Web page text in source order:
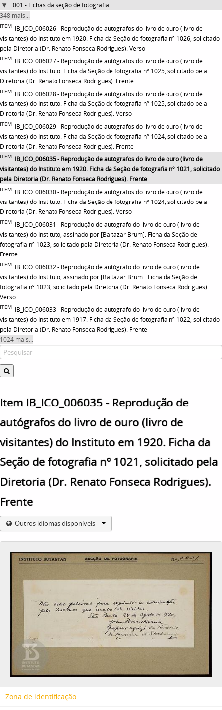
001 - Fichas da seção de fotografia
348 mais...
ITEM IB_ICO_006026 - Reprodução de autógrafos do livro de ouro (livro de
visitantes) do Instituto em 1920. Ficha da Seção de fotografia nº 1026, solicitado
pela Diretoria (Dr. Renato Fonseca Rodrigues). Verso
ITEM IB_ICO_006027 - Reprodução de autógrafos do livro de ouro (livro de
visitantes) do Instituto. Ficha da Seção de fotografia nº 1025, solicitado pela
Diretoria (Dr. Renato Fonseca Rodrigues). Frente
ITEM IB_ICO_006028 - Reprodução de autógrafos do livro de ouro (livro de
visitantes) do Instituto. Ficha da Seção de fotografia nº 1025, solicitado pela
Diretoria (Dr. Renato Fonseca Rodrigues). Verso
ITEM IB_ICO_006029 - Reprodução de autógrafos do livro de ouro (livro de
visitantes) do Instituto. Ficha da Seção de fotografia nº 1024, solicitado pela
Diretoria (Dr. Renato Fonseca Rodrigues). Frente
ITEM IB_ICO_006035 - Reprodução de autógrafos do livro de ouro (livro de
visitantes) do Instituto em 1920. Ficha da Seção de fotografia nº 1021, solicitado
pela Diretoria (Dr. Renato Fonseca Rodrigues). Frente
ITEM IB_ICO_006030 - Reprodução de autógrafos do livro de ouro (livro de
visitantes) do Instituto. Ficha da Seção de fotografia nº 1024, solicitado pela
Diretoria (Dr. Renato Fonseca Rodrigues). Verso
ITEM IB_ICO_006031 - Reprodução de autógrafo do livro de ouro (livro de
visitantes) do Instituto, assinado por [Baltazar Brum]. Ficha da Seção de
fotografia nº 1023, solicitado pela Diretoria (Dr. Renato Fonseca Rodrigues).
Frente
ITEM IB_ICO_006032 - Reprodução de autógrafo do livro de ouro (livro de
visitantes) do Instituto, assinado por [Baltazar Brum]. Ficha da Seção de
fotografia nº 1023, solicitado pela Diretoria (Dr. Renato Fonseca Rodrigues).
Verso
ITEM IB_ICO_006033 - Reprodução de autógrafo do livro de ouro (livro de
visitantes) do Instituto em 1917. Ficha da Seção de fotografia nº 1022, solicitado
pela Diretoria (Dr. Renato Fonseca Rodrigues). Frente
1024 mais...
Item IB_ICO_006035 - Reprodução de
autógrafos do livro de ouro (livro de
visitantes) do Instituto em 1920. Ficha da
Seção de fotografia nº 1021, solicitado pela
Diretoria (Dr. Renato Fonseca Rodrigues).
Frente
Outros idiomas disponíveis
Zona de identificação